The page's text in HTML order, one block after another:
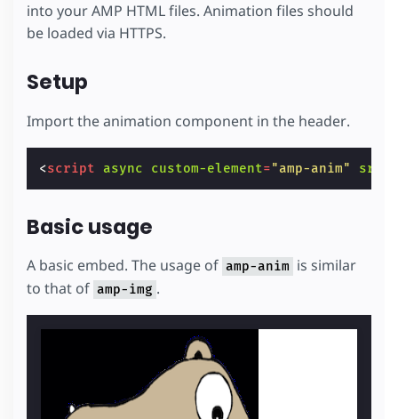
into your AMP HTML files. Animation files should
be loaded via HTTPS.
Setup
Import the animation component in the header.
<script async custom-element="amp-anim" src
Basic usage
A basic embed. The usage of amp-anim is similar
to that of amp-img .